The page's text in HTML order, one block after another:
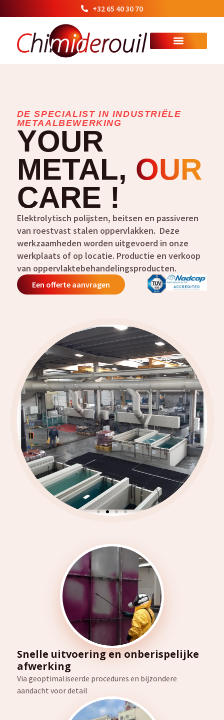
+32 65 40 30 70
DE SPECIALIST IN INDUSTRIËLE
METAALBEWERKING
YOUR
METAL, OUR
CARE !
Elektrolytisch polijsten, beitsen en passiveren
van roestvast stalen oppervlakken. Deze
werkzaamheden worden uitgevoerd in onze
werkplaats of op locatie. Productie en verkoop
van oppervlaktebehandelingsproducten.
Een offerte aanvragen
Snelle uitvoering en onberispelijke
afwerking
Via geoptimaliseerde procedures en bijzondere
aandacht voor detail